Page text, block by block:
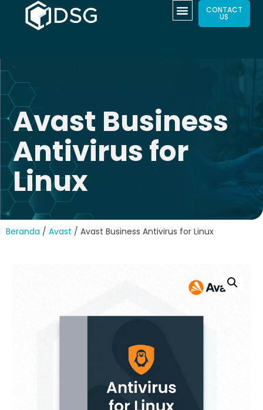
CONTACT
US
Avast Business
Antivirus for
Linux
Beranda / Avast / Avast Business Antivirus for Linux